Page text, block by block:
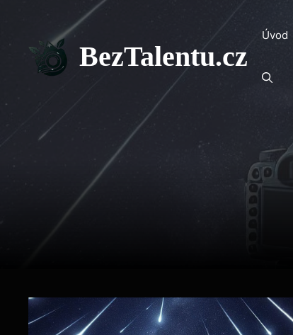
obsah
BezTalentu.cz
Úvod